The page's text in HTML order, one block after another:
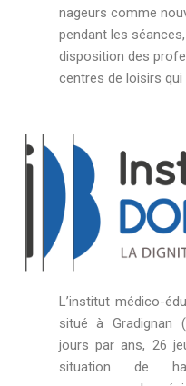
nageurs comme
pendant les
disposition des
centres de loisirs
L’institut médico-
situé à Gradignan
jours par ans, 26
situation de